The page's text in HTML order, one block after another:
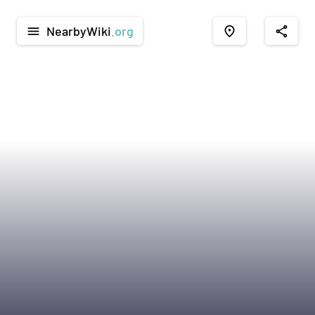
menu NearbyWiki .org place share